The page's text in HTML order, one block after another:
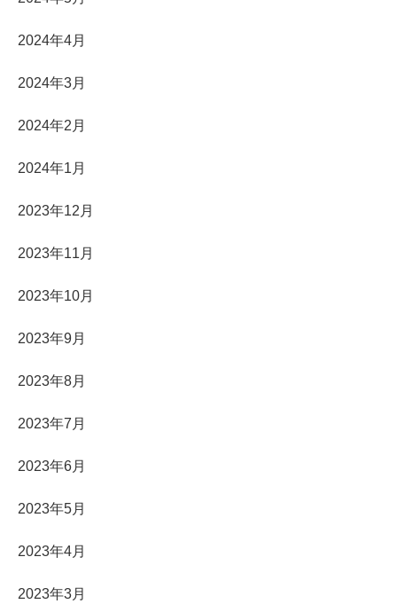
2024年4月
2024年3月
2024年2月
2024年1月
2023年12月
2023年11月
2023年10月
2023年9月
2023年8月
2023年7月
2023年6月
2023年5月
2023年4月
2023年3月